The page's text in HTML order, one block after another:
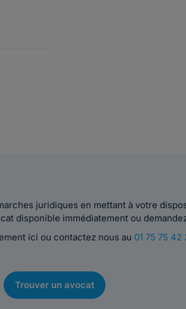
juridiques en mettant à votre
disponible immédiatement ou
ici ou contactez nous au 01 75 75 42
Trouver un avocat